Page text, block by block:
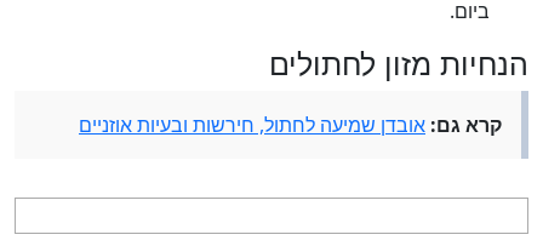
ביום.
הנחיות מזון לחתולים
קרא גם: אובדן שמיעה לחתול, חירשות ובעיות אוזניים